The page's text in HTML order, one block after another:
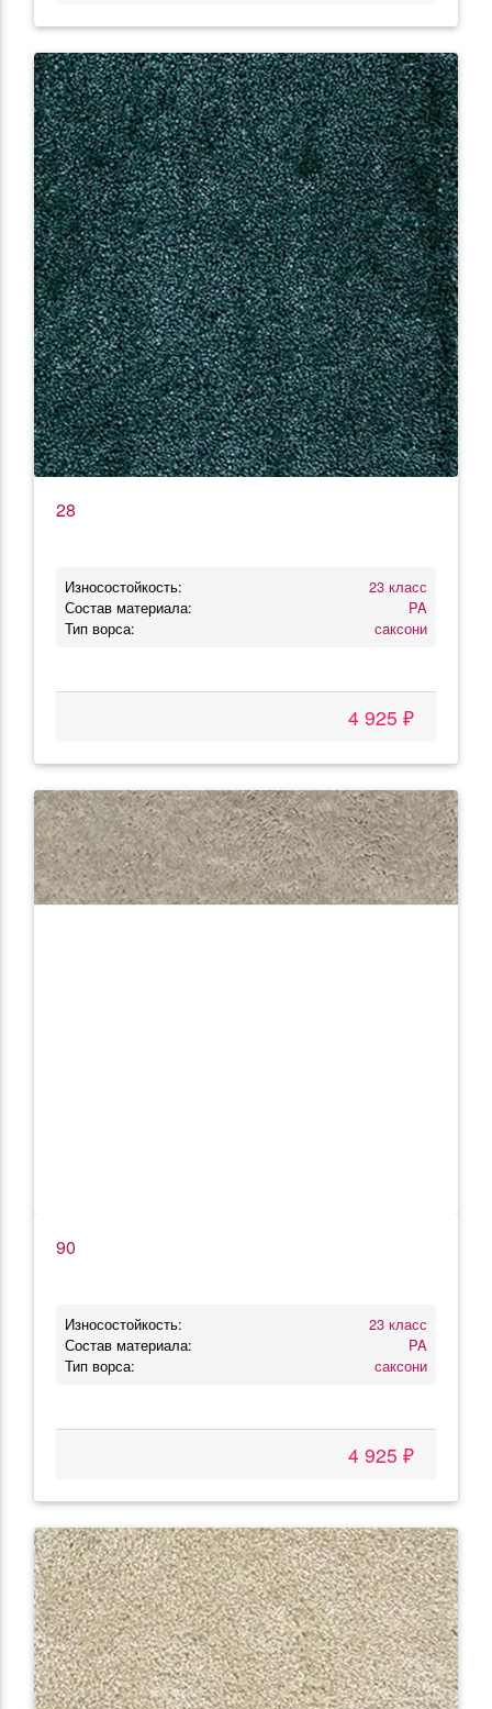
28
Износостойкость:
23 класс
Состав материала:
PA
Тип ворса:
саксони
4 925 ₽
90
Износостойкость:
23 класс
Состав материала:
PA
Тип ворса:
саксони
4 925 ₽